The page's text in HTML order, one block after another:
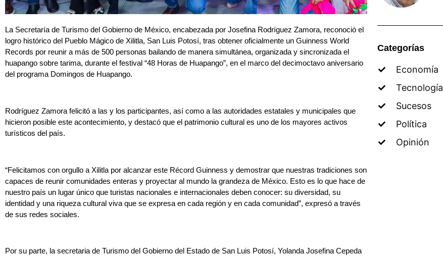
La Secretaría de Turismo del Gobierno de México, encabezada por Josefina Rodríguez Zamora, reconoció el
logro histórico del Pueblo Mágico de Xilitla, San Luis Potosí, tras obtener oficialmente un Guinness World
Records por reunir a más de 500 personas bailando de manera simultánea, organizada y sincronizada el
huapango sobre tarima, durante el festival “48 Horas de Huapango”, en el marco del decimoctavo aniversario
del programa Domingos de Huapango.
Rodríguez Zamora felicitó a las y los participantes, así como a las autoridades estatales y municipales que
hicieron posible este acontecimiento, y destacó que el patrimonio cultural es uno de los mayores activos
turísticos del país.
“Felicitamos con orgullo a Xilitla por alcanzar este Récord Guinness y demostrar que nuestras tradiciones son
capaces de reunir comunidades enteras y proyectar al mundo la grandeza de México. Esto es lo que hace de
nuestro país un lugar único que turistas nacionales e internacionales deben conocer: su diversidad, su
identidad y una riqueza cultural viva que se expresa en cada región y en cada comunidad”, expresó a través
de sus redes sociales.
Por su parte, la secretaria de Turismo del Gobierno del Estado de San Luis Potosí, Yolanda Josefina Cepeda
Categorías
Economía
Tecnología
Sucesos
Política
Opinión